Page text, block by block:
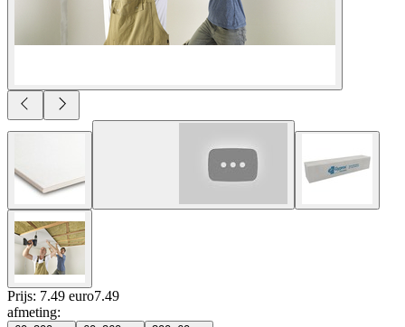
Prijs: 7.49 euro7.49
afmeting: